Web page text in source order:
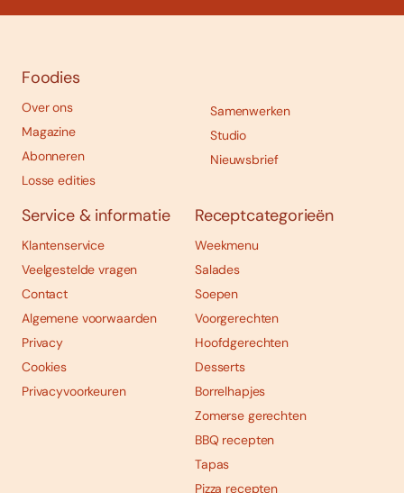
Foodies
Over ons
Magazine
Abonneren
Losse edities
Samenwerken
Studio
Nieuwsbrief
Service & informatie
Klantenservice
Veelgestelde vragen
Contact
Algemene voorwaarden
Privacy
Cookies
Privacyvoorkeuren
Receptcategorieën
Weekmenu
Salades
Soepen
Voorgerechten
Hoofdgerechten
Desserts
Borrelhapjes
Zomerse gerechten
BBQ recepten
Tapas
Pizza recepten